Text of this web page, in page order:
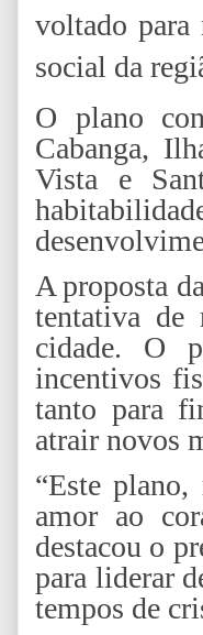
voltado para
social da
O plano
Cabanga,
Vista e
A proposta
tentativa de
cidade. O
incentivos
tanto para
atrair novos
“Este
amor ao
destacou o
para liderar
tempos de